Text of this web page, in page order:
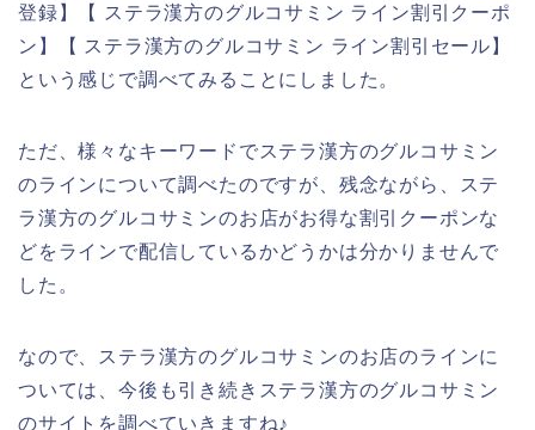
登録】【 ステラ漢方のグルコサミン ライン割引クーポ
ン】【 ステラ漢方のグルコサミン ライン割引セール】
という感じで調べてみることにしました。
ただ、様々なキーワードでステラ漢方のグルコサミン
のラインについて調べたのですが、残念ながら、ステ
ラ漢方のグルコサミンのお店がお得な割引クーポンな
どをラインで配信しているかどうかは分かりませんで
した。
なので、ステラ漢方のグルコサミンのお店のラインに
ついては、今後も引き続きステラ漢方のグルコサミン
のサイトを調べていきますね♪